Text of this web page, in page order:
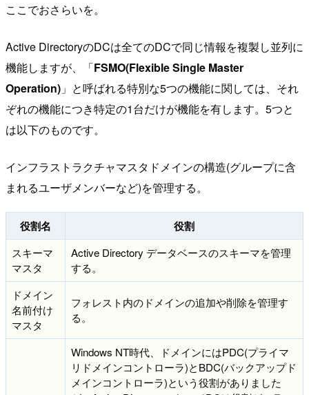
ここでおさらいを。
Active DirectoryのDCは全てのDCで同じ情報を複製し並列に
機能しますが、「FSMO(Flexible Single Master
Operation) 」と呼ばれる特別な5つの機能に関しては、それ
ぞれの機能につき特定の1台だけが機能を有します。5つと
は以下のものです。
インフラストラクチャマスタドメインの構造(グループに含
まれるユーザメンバーなど)を管理する。
役割名 役割
スキーマ
マスタ
Active Directory データベースのスキーマを管理
する。
ドメイン
名前付け
マスタ
フォレスト内のドメインの追加や削除を管理す
る。
Windows NT時代、ドメインにはPDC(プライマ
リドメインコントローラ)とBDC(バックアップド
メインコントローラ)という役割がありました